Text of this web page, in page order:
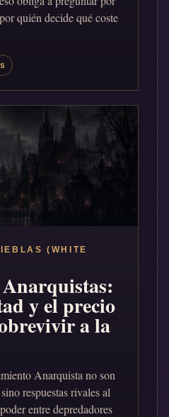
quién decide qué coste
(WHITE
y el precio
a la
Anarquista no son
respuestas rivales al
entre depredadores